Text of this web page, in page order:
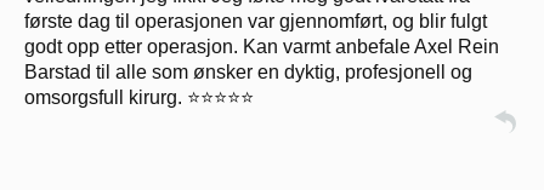
første dag til operasjonen var gjennomført, og blir fulgt
godt opp etter operasjon. Kan varmt anbefale Axel Rein
Barstad til alle som ønsker en dyktig, profesjonell og
omsorgsfull kirurg. ⭐⭐⭐⭐⭐